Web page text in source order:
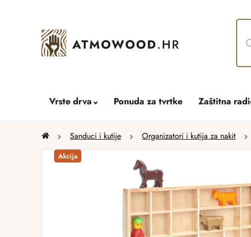
Vrste drva Ponuda za tvrtke Zaštitna
Home Sanduci i kutije Organizatori i kutija za nakit
Akcija